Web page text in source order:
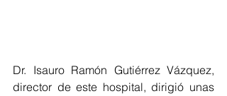
Dr. Isauro Ramón Gutiérrez Vázquez,
director de este hospital, dirigió unas